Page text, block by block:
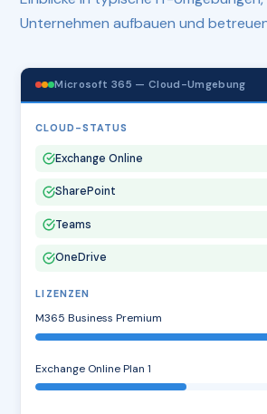
Unternehmen aufbauen und
Microsoft 365 — Cloud-Umgebung
CLOUD-STATUS
Exchange Online
SharePoint
Teams
OneDrive
LIZENZEN
M365 Business Premium
Exchange Online Plan 1